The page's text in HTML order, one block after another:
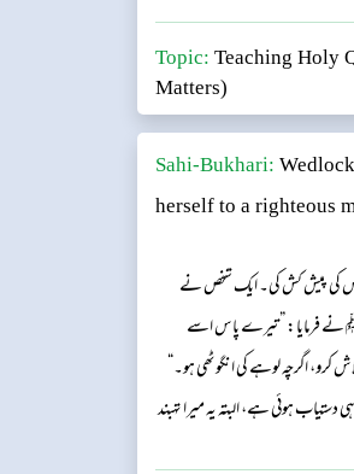
Topic: Teaching Holy
Matters)
Sahi-Bukhari:
herself to a righteous
کی پیش کش کی۔ ایک شخص نے
فرمایا: ”تیرے پاس اسے
اگرچہ لوہے کی انگوٹھی ہو۔“
دستیاب ہوئی ہے، البتہ یہ میرا تہبند